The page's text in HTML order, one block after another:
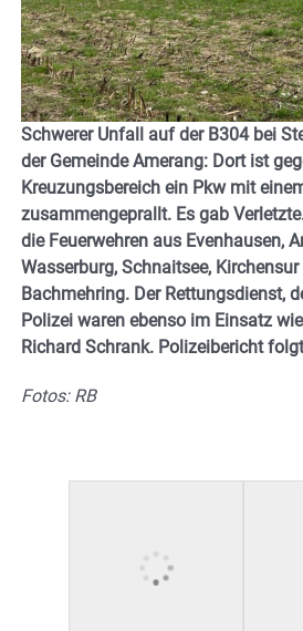
Schwerer Unfall auf der B304 bei
der Gemeinde Amerang: Dort ist
Kreuzungsbereich ein Pkw mit
zusammengeprallt. Es gab
die Feuerwehren aus Evenhausen,
Wasserburg, Schnaitsee,
Bachmehring. Der Rettungsdienst,
Polizei waren ebenso im Einsatz
Richard Schrank. Polizeibericht
Fotos: RB